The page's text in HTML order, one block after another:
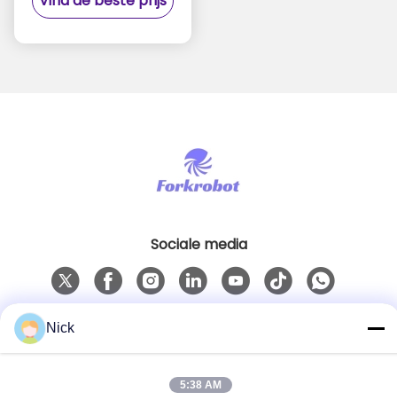
Tegenbalanserende
Sociale media
Telefoon
00-86-15021631102
Nick
5:38 AM